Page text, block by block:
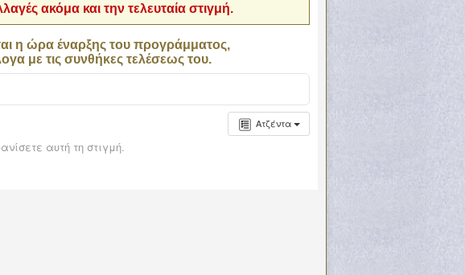
ακόμα και την τελευταία στιγμή.
η ώρα έναρξης του προγράμματος,
με τις συνθήκες τελέσεως του.
Ατζέντα
αυτή τη στιγμή.